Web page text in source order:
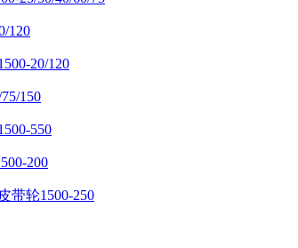
120
20/120
150
550
200
带轮1500-250